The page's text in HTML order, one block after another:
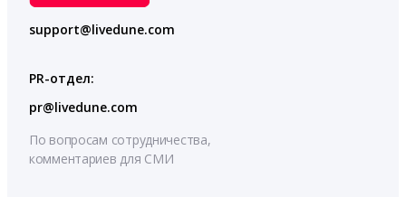
support@livedune.com
PR-отдел:
pr@livedune.com
По вопросам сотрудничества,
комментариев для СМИ